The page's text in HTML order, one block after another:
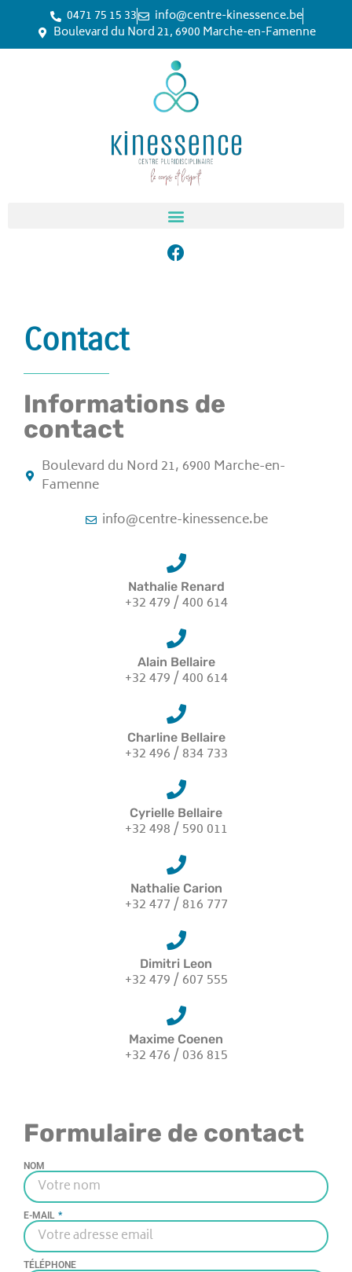
0471 75 15 33
info@centre-kinessence.be
Boulevard du Nord 21, 6900 Marche-en-Famenne
Contact
Informations de
contact
Boulevard du Nord 21, 6900 Marche-en-
Famenne
info@centre-kinessence.be
Nathalie Renard
+32 479 / 400 614
Alain Bellaire
+32 479 / 400 614
Charline Bellaire
+32 496 / 834 733
Cyrielle Bellaire
+32 498 / 590 011
Nathalie Carion
+32 477 / 816 777
Dimitri Leon
+32 479 / 607 555
Maxime Coenen
+32 476 / 036 815
Formulaire de contact
NOM
E-MAIL
TÉLÉPHONE